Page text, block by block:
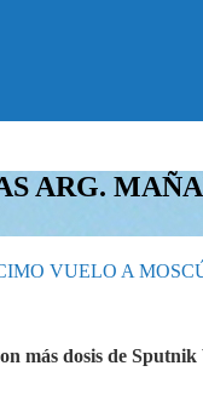
ARG.
VUELO A
más dosis de